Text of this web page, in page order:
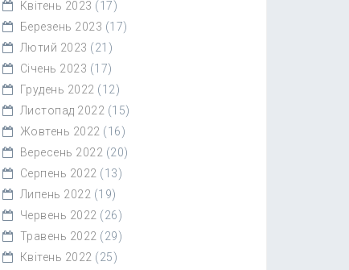
Квітень 2023 (17)
Березень 2023 (17)
Лютий 2023 (21)
Січень 2023 (17)
Грудень 2022 (12)
Листопад 2022 (15)
Жовтень 2022 (16)
Вересень 2022 (20)
Серпень 2022 (13)
Липень 2022 (19)
Червень 2022 (26)
Травень 2022 (29)
Квітень 2022 (25)